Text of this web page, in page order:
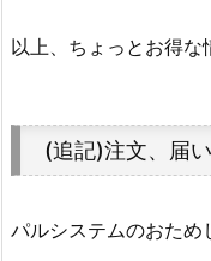
以上、ちょっとお得な
(追記)注文、届
パルシステムのおた